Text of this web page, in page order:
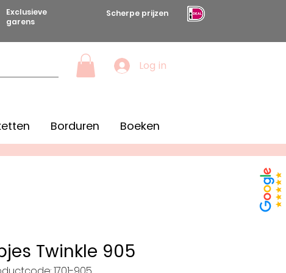
Exclusieve
garens
Scherpe prijzen
Log in
Borduren Boeken
Twinkle 905